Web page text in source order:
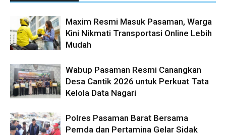
Maxim Resmi Masuk Pasaman, Warga
Kini Nikmati Transportasi Online Lebih
Mudah
Wabup Pasaman Resmi Canangkan
Desa Cantik 2026 untuk Perkuat Tata
Kelola Data Nagari
Polres Pasaman Barat Bersama
Pemda dan Pertamina Gelar Sidak